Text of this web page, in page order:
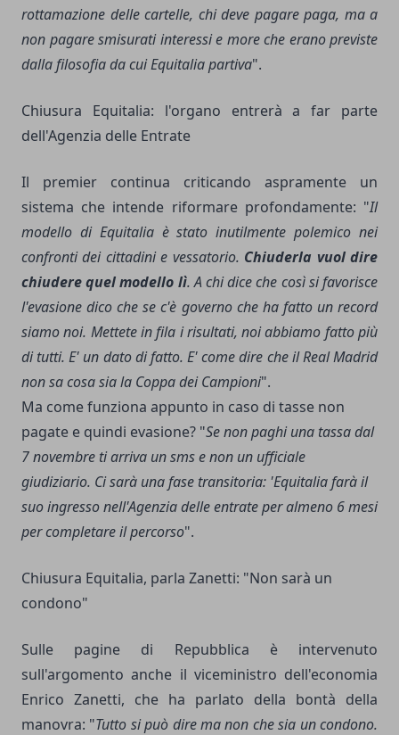
rottamazione delle cartelle, chi deve pagare paga, ma a
non pagare smisurati interessi e more che erano previste
dalla filosofia da cui Equitalia partiva".
Chiusura Equitalia: l'organo entrerà a far parte
dell'Agenzia delle Entrate
Il premier continua criticando aspramente un
sistema che intende riformare profondamente: "Il
modello di Equitalia è stato inutilmente polemico nei
confronti dei cittadini e vessatorio. Chiuderla vuol dire
chiudere quel modello lì. A chi dice che così si favorisce
l'evasione dico che se c'è governo che ha fatto un record
siamo noi. Mettete in fila i risultati, noi abbiamo fatto più
di tutti. E' un dato di fatto. E' come dire che il Real Madrid
non sa cosa sia la Coppa dei Campioni".
Ma come funziona appunto in caso di tasse non
pagate e quindi evasione? "Se non paghi una tassa dal
7 novembre ti arriva un sms e non un ufficiale
giudiziario. Ci sarà una fase transitoria: 'Equitalia farà il
suo ingresso nell'Agenzia delle entrate per almeno 6 mesi
per completare il percorso".
Chiusura Equitalia, parla Zanetti: "Non sarà un
condono"
Sulle pagine di Repubblica è intervenuto
sull'argomento anche il viceministro dell'economia
Enrico Zanetti, che ha parlato della bontà della
manovra: "Tutto si può dire ma non che sia un condono.